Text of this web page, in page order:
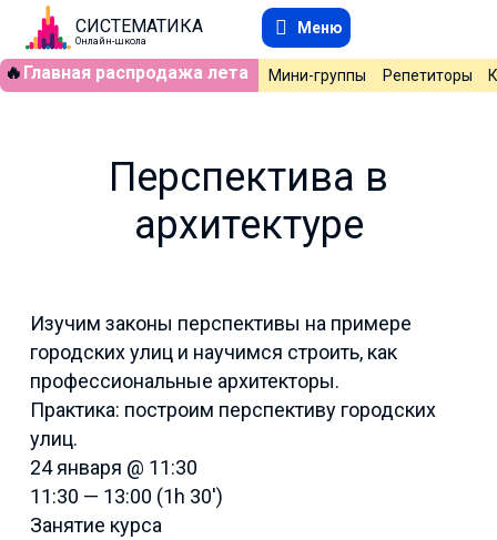
СИСТЕМАТИКА
Онлайн-школа
Меню
🔥 Главная распродажа лета Мини-группы Репетиторы
Перспектива в
архитектуре
Изучим законы перспективы на примере
городских улиц и научимся строить, как
профессиональные архитекторы.
Практика: построим перспективу городских
улиц.
24 января @ 11:30
11:30 — 13:00 (1h 30′)
Занятие курса